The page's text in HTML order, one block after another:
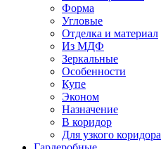
Форма
Угловые
Отделка и материал
Из МДФ
Зеркальные
Особенности
Купе
Эконом
Назначение
В коридор
Для узкого коридора